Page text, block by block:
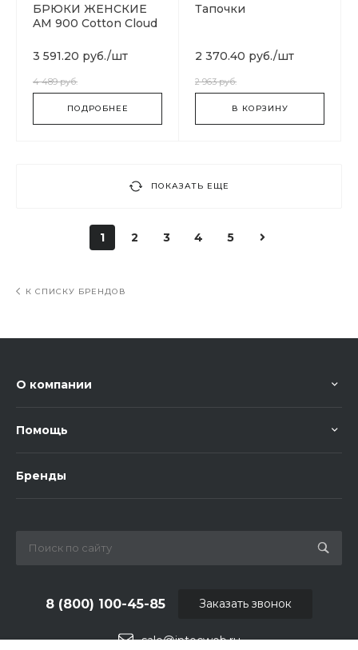
БРЮКИ ЖЕНСКИЕ
AM 900 Cotton Cloud
3 591.20 руб./шт
4 489 руб.
ПОДРОБНЕЕ
Тапочки
2 370.40 руб./шт
2 963 руб.
В КОРЗИНУ
ПОКАЗАТЬ ЕЩЕ
1 2 3 4 5
К СПИСКУ БРЕНДОВ
О компании
Помощь
Бренды
sale@intecweb.ru
8 (800) 100-45-85 Заказать звонок